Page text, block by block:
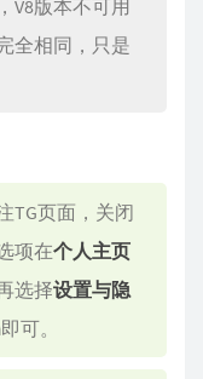
V8版本不可用
全相同，只是
TG页面，关闭
项在个人主页
选择设置与隐
即可。